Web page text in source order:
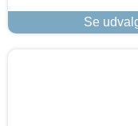
Se